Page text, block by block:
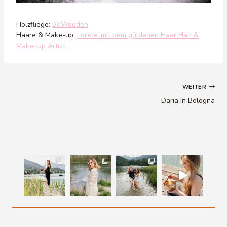
Holzfliege: BeWooden
Haare & Make-up: Lorelei mit dem güldenen Haar Hair &
Make-Up Artist
WEITER
Daria in Bologna